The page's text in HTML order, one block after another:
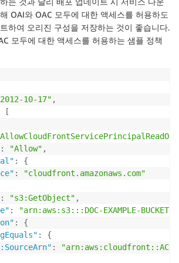
OAI와 OAC 모두에 대한 액세스를 허용하도
하여 오리진 구성을 저장하는 것이 좋습니다.
모두에 대한 액세스를 허용하는 샘플 정책
10-17" ,
[
: "Allow" ,
:
{
:
"cloudfront.amazonaws.com"
: "s3:GetObject" ,
:
"arn:aws:s3:::DOC-EXAMPLE-BUCKET/
:
{
:
{
: